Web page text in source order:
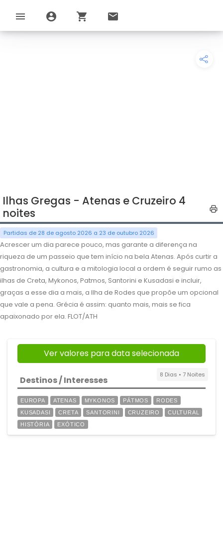
menu account_circle shopping_cart email
Ilhas Gregas - Atenas e Cruzeiro 4
noites
Partidas de 28 de agosto 2026 a 23 de outubro 2026
Acrescer um dia parece pouco, mas garante a diferença na
riqueza de um passeio que tem início na bela Atenas. Após curtir a
gastronomia, a cultura e a mitologia local a ordem é seguir rumo as
ilhas de Creta, Mykonos, Patmos, Santorini e Kusadasi e incluir,
graças a esse dia a mais, a Ilha de Rodes que propõe um opcional
que vale a pena. Grécia é assim: quanto mais, mais se fica
apaixonado por ela. FLOT/ATH
Ver valores para data selecionada
8 Dias • 7 Noites
Destinos / Interesses
EUROPA ATENAS MYKONOS PÁTMOS
RODES
KUSADASI
CRETA SANTORINI CRUZEIRO
CULTURAL
HISTÓRIA
EXÓTICO